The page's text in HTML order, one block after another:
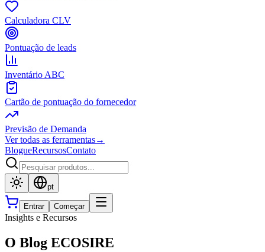
Calculadora CLV
Pontuação de leads
Inventário ABC
Cartão de pontuação do fornecedor
Previsão de Demanda
Ver todas as ferramentas→
BlogueRecursosContato
pt
Entrar Começar
Insights e Recursos
O Blog ECOSIRE